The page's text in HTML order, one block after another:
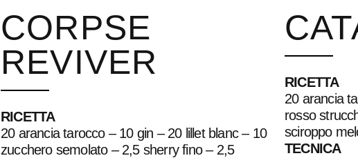
CORPSE
REVIVER
RICETTA
20 arancia tarocco – 10 gin – 20 lillet blanc – 10
zucchero semolato – 2,5 sherry fino – 2,5
RICETTA
20 arancia
rosso
sciroppo
TECNICA